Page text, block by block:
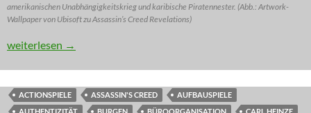
amerikanischen Unabhängigkeitskrieg und karibische Piratennester. (Abb.: Artwork-
Wallpaper von Ubisoft zu Assassin’s Creed Revelations)
REZ: Aus Scherben einer Karaffe eine Vase bauen (Teil 2)
weiterlesen →
ACTIONSPIELE ASSASSIN'S CREED
AUFBAUSPIELE
AUTHENTIZITÄT
BURGEN BÜROORGANISATION
CARL HEINZE